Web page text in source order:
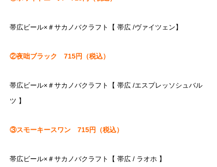
帯広ビール×＃サカノバクラフト【 帯広 /ヴァイツェン】
②夜咄ブラック 715円（税込）
帯広ビール×＃サカノバクラフト【 帯広 /エスプレッソシュバル
ツ 】
③スモーキースワン 715円（税込）
帯広ビール×＃サカノバクラフト【 帯広 / ラオホ 】